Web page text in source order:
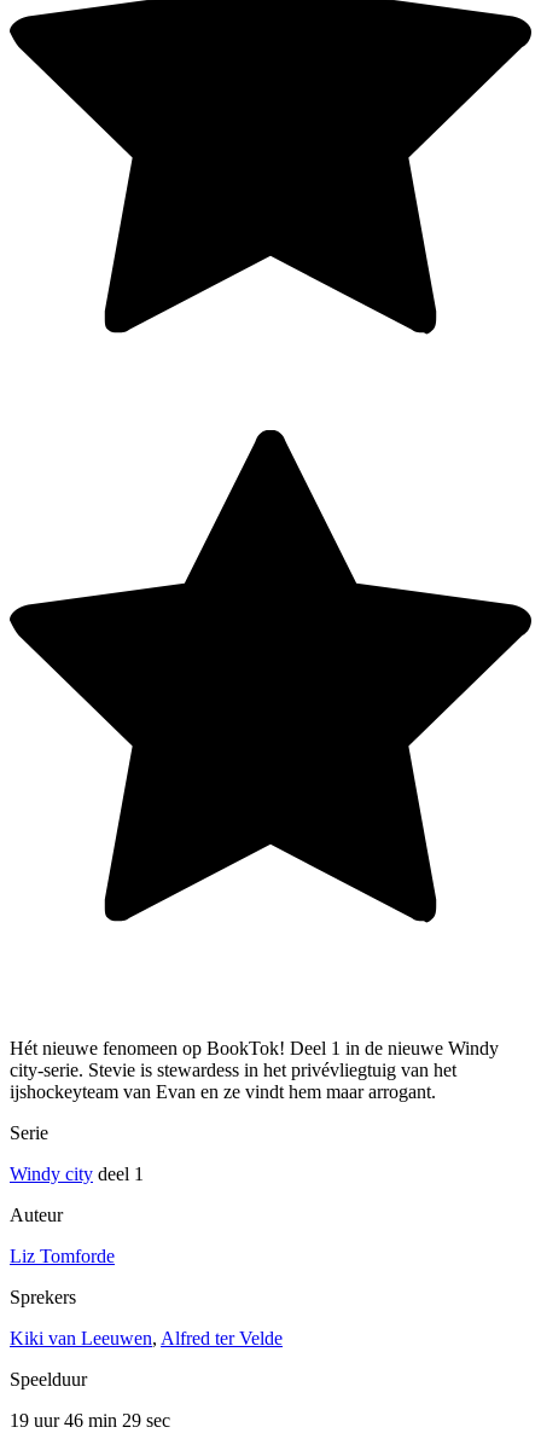
Hét nieuwe fenomeen op BookTok! Deel 1 in de nieuwe Windy
city-serie. Stevie is stewardess in het privévliegtuig van het
ijshockeyteam van Evan en ze vindt hem maar arrogant.
Serie
Windy city deel 1
Auteur
Liz Tomforde
Sprekers
Kiki van Leeuwen, Alfred ter Velde
Speelduur
19 uur 46 min 29 sec